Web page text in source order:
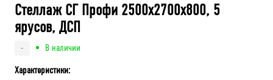
Стеллаж СГ Профи 2500х2700х800, 5
ярусов, ДСП
-
В наличии
Характеристики: